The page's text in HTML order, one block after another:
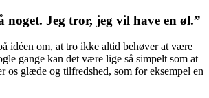
noget. Jeg tror, jeg vil have en øl.”
idéen om, at tro ikke altid behøver at være
gange kan det være lige så simpelt som at
os glæde og tilfredshed, som for eksempel en